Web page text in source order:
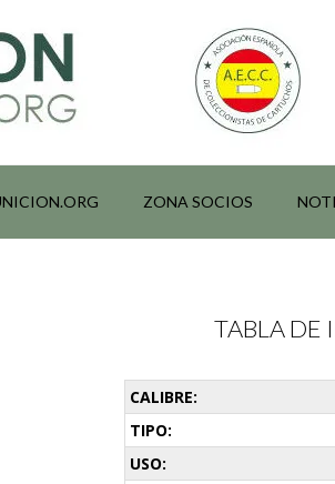
ZONA SOCIOS
TABLA DE
CALIBRE:
TIPO:
USO: